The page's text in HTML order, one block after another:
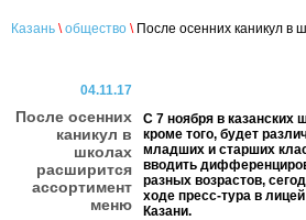
Казань \ общество \После осенних каникул в
04.11.17
После осенних
каникул в
школах
расширится
ассортимент
меню
С 7 ноября в казанских
кроме того, будет
младших и старших
вводить
разных возрастов,
ходе пресс-тура в
Казани.